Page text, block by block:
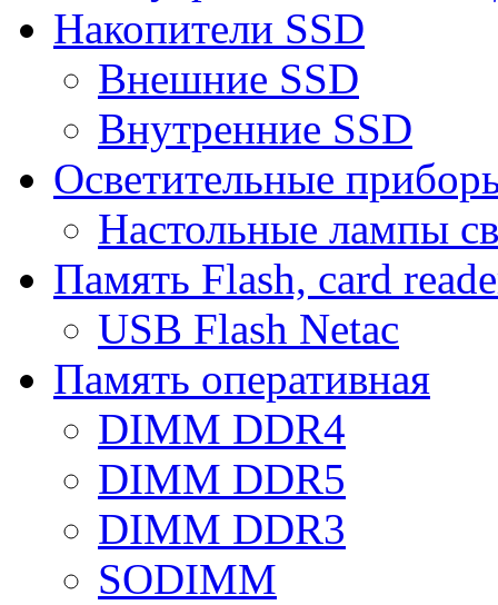
Накопители SSD
Внешние SSD
Внутренние SSD
Осветительные
Настольные лампы
Память Flash, card
USB Flash Netac
Память оперативная
DIMM DDR4
DIMM DDR5
DIMM DDR3
SODIMM